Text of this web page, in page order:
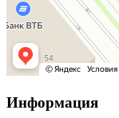
Информация